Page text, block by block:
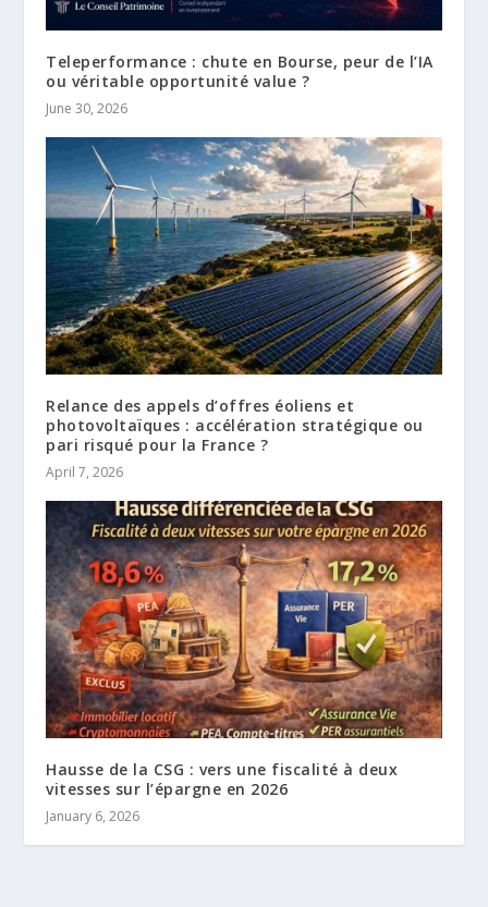
Teleperformance : chute en Bourse, peur de l’IA
ou véritable opportunité value ?
June 30, 2026
Relance des appels d’offres éoliens et
photovoltaïques : accélération stratégique ou
pari risqué pour la France ?
April 7, 2026
Hausse de la CSG : vers une fiscalité à deux
vitesses sur l’épargne en 2026
January 6, 2026